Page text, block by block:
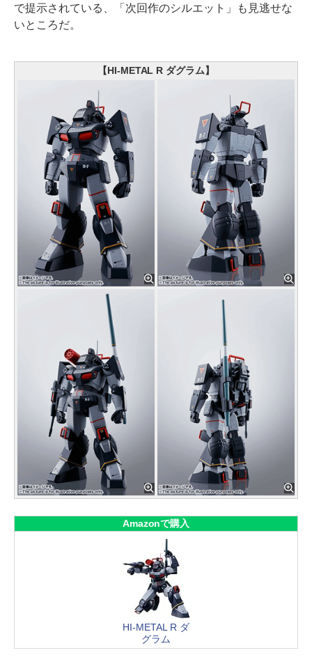
で提示されている、「次回作のシルエット」も見逃せな
いところだ。
【HI-METAL R ダグラム】
Amazonで購入
HI-METAL R ダ
グラム